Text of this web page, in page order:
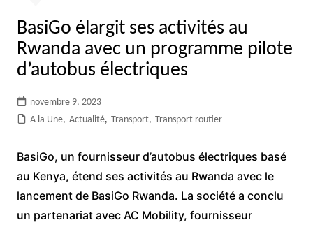
BasiGo élargit ses activités au
Rwanda avec un programme pilote
d’autobus électriques
novembre 9, 2023
A la Une, Actualité, Transport, Transport routier
BasiGo, un fournisseur d’autobus électriques basé
au Kenya, étend ses activités au Rwanda avec le
lancement de BasiGo Rwanda. La société a conclu
un partenariat avec AC Mobility, fournisseur